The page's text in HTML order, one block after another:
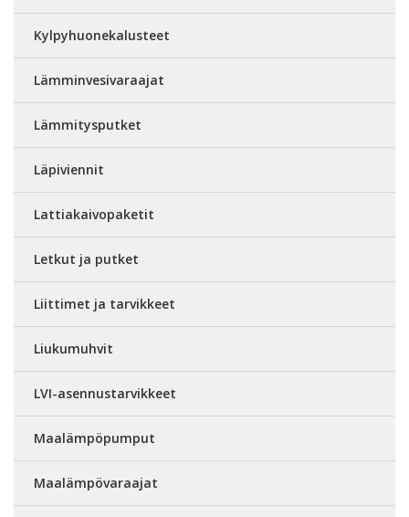
Kylpyhuonekalusteet
Lämminvesivaraajat
Lämmitysputket
Läpiviennit
Lattiakaivopaketit
Letkut ja putket
Liittimet ja tarvikkeet
Liukumuhvit
LVI-asennustarvikkeet
Maalämpöpumput
Maalämpövaraajat